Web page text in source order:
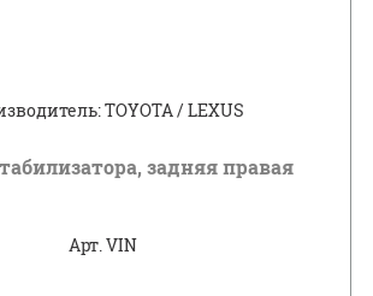
TOYOTA / LEXUS
задняя правая
Арт. VIN